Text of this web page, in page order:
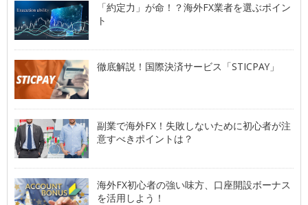
「約定力」が命！？海外FX業者を選ぶポイン
ト
徹底解説！国際決済サービス「STICPAY」
副業で海外FX！失敗しないために初心者が注
意すべきポイントは？
海外FX初心者の強い味方、口座開設ボーナス
を活用しよう！